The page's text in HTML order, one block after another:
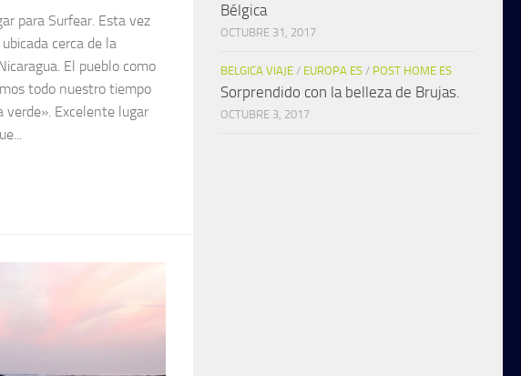
para Surfear. Esta vez
cerca de la
El pueblo como
todo nuestro tiempo
Excelente lugar
Bélgica
OCTUBRE 31, 2017
BELGICA VIAJE / EUROPA ES / POST HOME ES
Sorprendido con la belleza de Brujas.
OCTUBRE 3, 2017